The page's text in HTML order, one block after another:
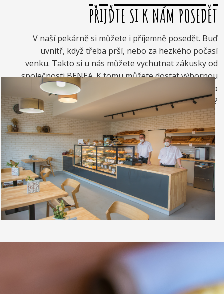
PŘIJĎTE SI K NÁM POSEDĚT
V naší pekárně si můžete i příjemně posedět. Buď
uvnitř, když třeba prší, nebo za hezkého počasí
venku. Takto si u nás můžete vychutnat zákusky od
společnosti BENEA. K tomu můžete dostat výbornou
kávou. Nebo si raději dáte zrmzlinový pohár nebo
vynikající točenou zmrzlinu?